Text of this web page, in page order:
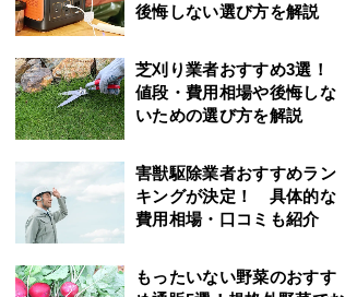
後悔しない選び方を解説
芝刈り業者おすすめ3選！
値段・費用相場や後悔しな
いための選び方を解説
害獣駆除業者おすすめラン
キングが決定！ 具体的な
費用相場・口コミも紹介
もったいない野菜のおすす